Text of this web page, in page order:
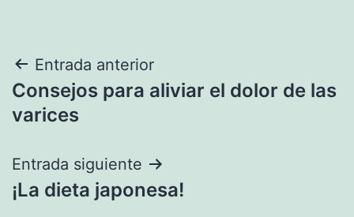
Navegación
de
Entrada anterior
Consejos para aliviar el dolor de las
varices
Entrada siguiente
¡La dieta japonesa!